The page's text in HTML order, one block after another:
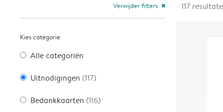
Verwijder filters close
Kies categorie
Alle categoriën
Uitnodigingen (117)
Bedankkaarten (116)
117